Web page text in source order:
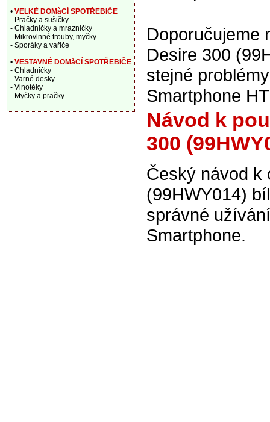
Doporučujeme
Desire 300
stejné
Smartphone
Návod k
300
Český návod k
(99HWY014)
správné
Smartphone.
• VELKÉ DOMàCÍ SPOTŘEBIČE
- Pračky a sušičky
- Chladničky a mrazničky
- Mikrovlnné trouby, myčky
- Sporáky a vařiče
• VESTAVNÉ DOMàCÍ SPOTŘEBIČE
- Chladničky
- Varné desky
- Vinotéky
- Myčky a pračky